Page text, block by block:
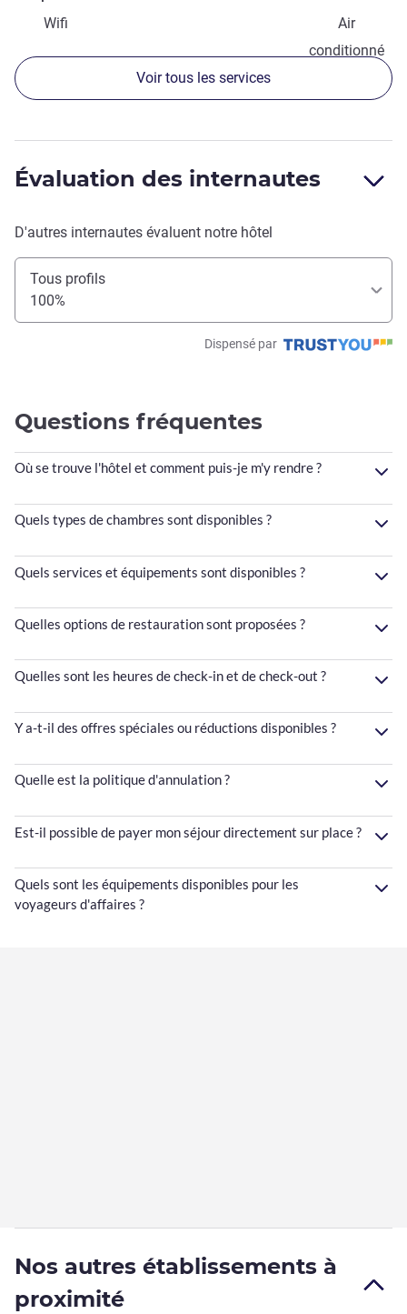
Wifi
Air
conditionné
Voir tous les services
Évaluation des internautes
D'autres internautes évaluent notre hôtel
Tous profils
100%
Dispensé par
Questions fréquentes
Où se trouve l'hôtel et comment puis-je m'y rendre ?
Quels types de chambres sont disponibles ?
Quels services et équipements sont disponibles ?
Quelles options de restauration sont proposées ?
Quelles sont les heures de check-in et de check-out ?
Y a-t-il des offres spéciales ou réductions disponibles ?
Quelle est la politique d'annulation ?
Est-il possible de payer mon séjour directement sur place ?
Quels sont les équipements disponibles pour les
voyageurs d'affaires ?
Nos autres établissements à
proximité